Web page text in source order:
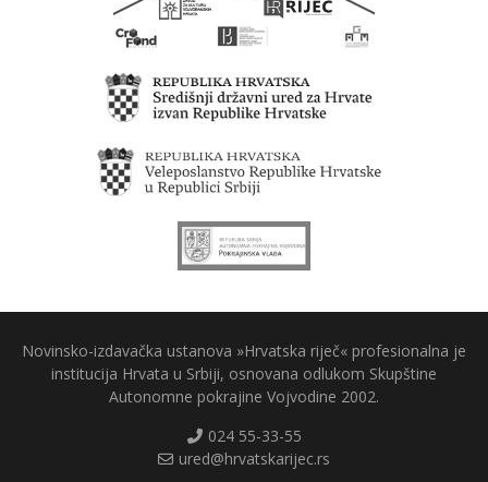
Novinsko-izdavačka ustanova »Hrvatska riječ« profesionalna je
institucija Hrvata u Srbiji, osnovana odlukom Skupštine
Autonomne pokrajine Vojvodine 2002.
024 55-33-55
ured@hrvatskarijec.rs